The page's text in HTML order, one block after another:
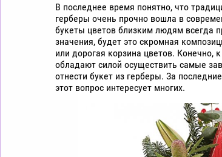
В последнее время понятно, что
герберы очень прочно вошла в
букеты цветов близким людям всегда
значения, будет это скромная
или дорогая корзина цветов. Конечно,
обладают силой осуществить самые
отнести букет из герберы. За
этот вопрос интересует многих.